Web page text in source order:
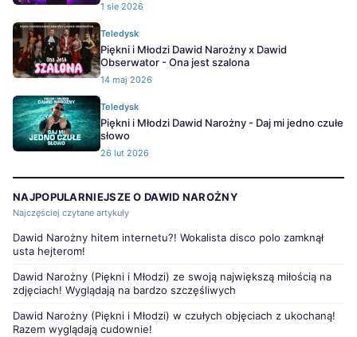
1 sie 2026
Teledysk
Piękni i Młodzi Dawid Narożny x Dawid
Obserwator - Ona jest szalona
14 maj 2026
Teledysk
Piękni i Młodzi Dawid Narożny - Daj mi jedno czułe
słowo
26 lut 2026
NAJPOPULARNIEJSZE O DAWID NAROŻNY
Najczęściej czytane artykuły
Dawid Narożny hitem internetu?! Wokalista disco polo zamknął
usta hejterom!
Dawid Narożny (Piękni i Młodzi) ze swoją największą miłością na
zdjęciach! Wyglądają na bardzo szczęśliwych
Dawid Narożny (Piękni i Młodzi) w czułych objęciach z ukochaną!
Razem wyglądają cudownie!